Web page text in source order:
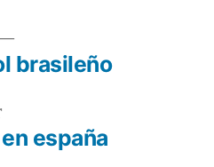
Entrada
anterior:
españa
Entrada
siguiente:
brasileño